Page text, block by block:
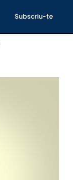
Subscriu-te